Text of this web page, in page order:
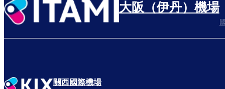
大阪（伊丹）機場
關西國際機場